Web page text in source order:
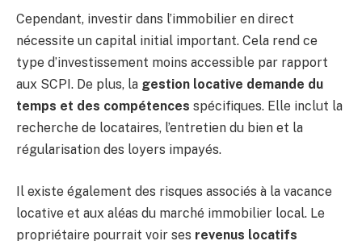
Cependant, investir dans l’immobilier en direct
nécessite un capital initial important. Cela rend ce
type d’investissement moins accessible par rapport
aux SCPI. De plus, la gestion locative demande du
temps et des compétences spécifiques. Elle inclut la
recherche de locataires, l’entretien du bien et la
régularisation des loyers impayés.
Il existe également des risques associés à la vacance
locative et aux aléas du marché immobilier local. Le
propriétaire pourrait voir ses revenus locatifs